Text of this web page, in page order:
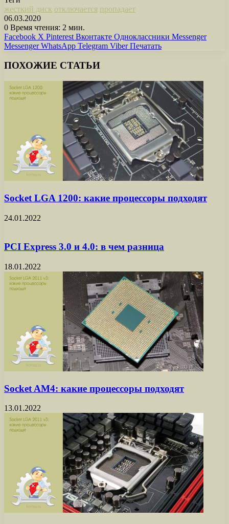
жесткий диск отключается пропадает
06.03.2020
0 Время чтения: 2 мин.
Facebook X Pinterest Вконтакте Одноклассники Messenger
Messenger WhatsApp Telegram Viber Печатать
ПОХОЖИЕ СТАТЬИ
Socket LGA 1200: какие процессоры подходят
24.01.2022
PCI Express 3.0 и 4.0: в чем разница
18.01.2022
Socket AM4: какие процессоры подходят
13.01.2022